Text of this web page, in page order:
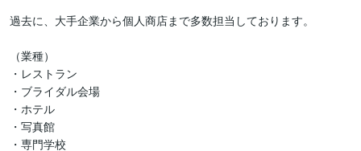
過去に、大手企業から個人商店まで多数担当しております。
（業種）
・レストラン
・ブライダル会場
・ホテル
・写真館
・専門学校